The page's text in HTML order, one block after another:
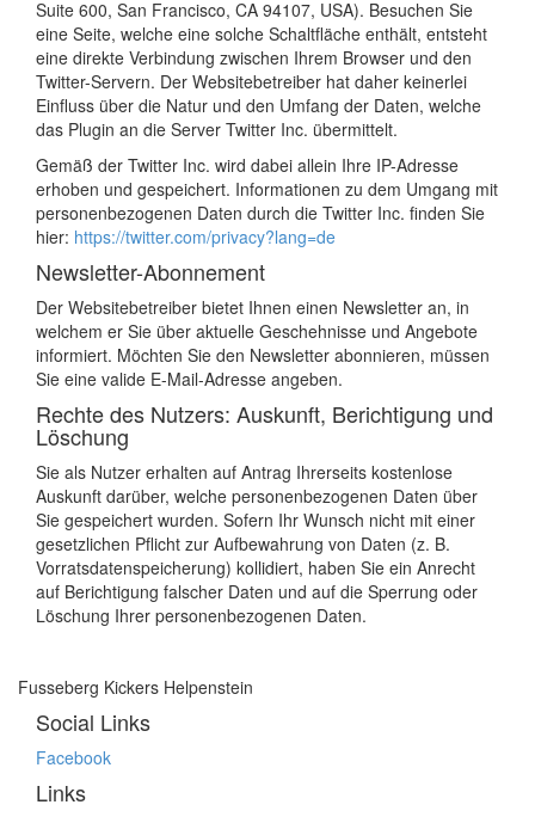
Suite 600, San Francisco, CA 94107, USA). Besuchen Sie
eine Seite, welche eine solche Schaltfläche enthält, entsteht
eine direkte Verbindung zwischen Ihrem Browser und den
Twitter-Servern. Der Websitebetreiber hat daher keinerlei
Einfluss über die Natur und den Umfang der Daten, welche
das Plugin an die Server Twitter Inc. übermittelt.
Gemäß der Twitter Inc. wird dabei allein Ihre IP-Adresse
erhoben und gespeichert. Informationen zu dem Umgang mit
personenbezogenen Daten durch die Twitter Inc. finden Sie
hier: https://twitter.com/privacy?lang=de
Newsletter-Abonnement
Der Websitebetreiber bietet Ihnen einen Newsletter an, in
welchem er Sie über aktuelle Geschehnisse und Angebote
informiert. Möchten Sie den Newsletter abonnieren, müssen
Sie eine valide E-Mail-Adresse angeben.
Rechte des Nutzers: Auskunft, Berichtigung und
Löschung
Sie als Nutzer erhalten auf Antrag Ihrerseits kostenlose
Auskunft darüber, welche personenbezogenen Daten über
Sie gespeichert wurden. Sofern Ihr Wunsch nicht mit einer
gesetzlichen Pflicht zur Aufbewahrung von Daten (z. B.
Vorratsdatenspeicherung) kollidiert, haben Sie ein Anrecht
auf Berichtigung falscher Daten und auf die Sperrung oder
Löschung Ihrer personenbezogenen Daten.
Fusseberg Kickers Helpenstein
Social Links
Facebook
Links